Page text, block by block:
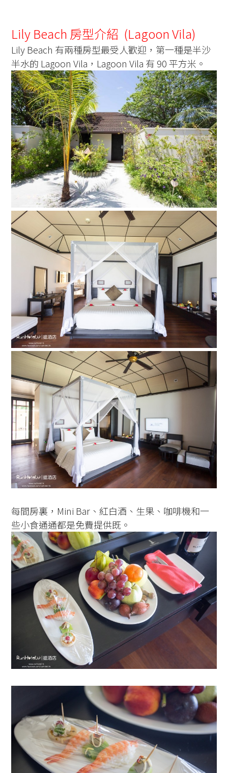
Lily Beach 房型介紹 (Lagoon Vila)
Lily Beach 有兩種房型最受人歡迎，第一種是半沙
半水的 Lagoon Vila，Lagoon Vila 有 90 平方米。
每間房裏，Mini Bar、紅白酒、生果、咖啡機和一
些小食通通都是免費提供既。